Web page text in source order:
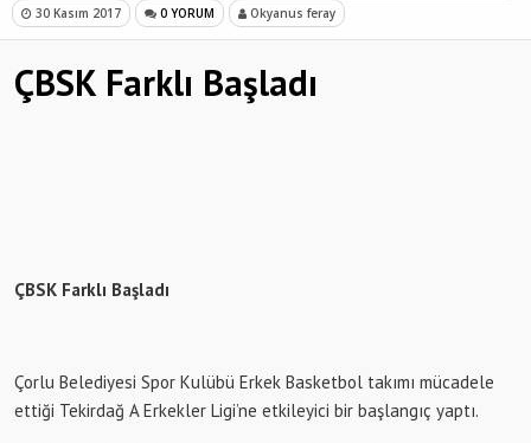
BÜYÜTÜYORUZ!
30 Kasım 2017
0 YORUM Okyanus feray
ÇBSK Farklı Başladı
ÇBSK Farklı Başladı
Çorlu Belediyesi Spor Kulübü Erkek Basketbol takımı mücadele
ettiği Tekirdağ A Erkekler Ligi’ne etkileyici bir başlangıç yaptı.